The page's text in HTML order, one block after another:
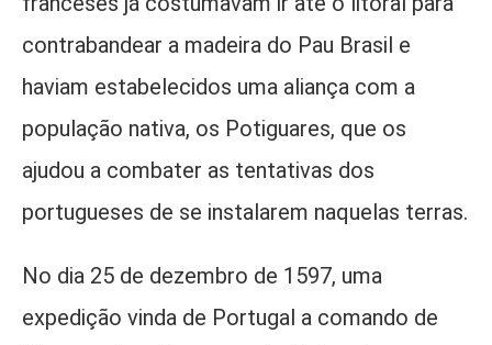
contrabandear a madeira do Pau Brasil e
haviam estabelecidos uma aliança com a
população nativa, os Potiguares, que os
ajudou a combater as tentativas dos
portugueses de se instalarem naquelas terras.
No dia 25 de dezembro de 1597, uma
expedição vinda de Portugal a comando de